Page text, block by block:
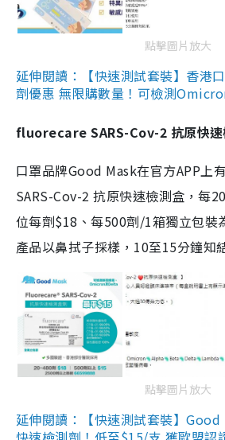
點擊圖片放大
延伸閱讀：【快速測試套裝】香港
劑優惠 無限購數量！可檢測
fluorecare SARS-Cov-2 抗原快速
口罩品牌Good Mask在官方APP上
SARS-Cov-2 抗原快速檢測盒，每
位每劑$18、每500劑/1箱獨立包裝
產品以鼻拭子採樣，10至15分鐘知
點擊圖片放大
延伸閱讀：【快速測試套裝】